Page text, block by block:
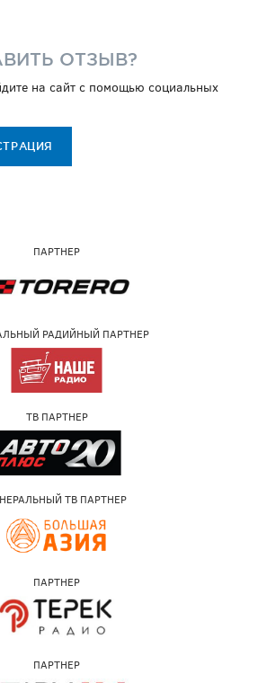
ОТЗЫВ?
на сайт с помощью социальных
ПАРТНЕР
РАДИЙНЫЙ ПАРТНЕР
ТВ ПАРТНЕР
ТВ ПАРТНЕР
ПАРТНЕР
ПАРТНЕР